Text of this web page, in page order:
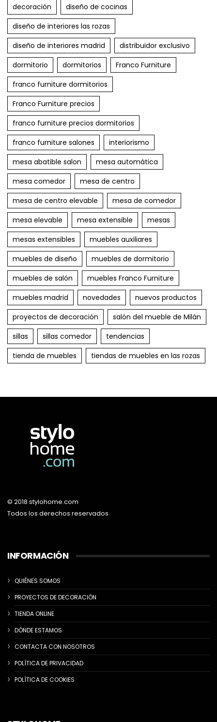
decoración
diseño de cocinas
diseño de interiores las rozas
diseño de interiores madrid
distribuidor exclusivo
dormitorio
dormitorios
Franco Furniture
franco furniture dormitorios
Franco Furniture precios
franco furniture precios dormitorios
franco furniture salones
interiorismo
mesa abatible salon
mesa automática
mesa comedor
mesa de centro
mesa de centro elevable
mesa de comedor
mesa elevable
mesa extensible
mesas
mesas extensibles
muebles auxiliares
muebles de diseño
muebles de dormitorio
muebles de salón
muebles Franco Furniture
muebles madrid
novedades
nuevos productos
proyectos de decoración
salón del mueble de Milán
sillas
sillas comedor
tendencias
tienda de muebles
tiendas de muebles en las rozas
© 2018 stylohome.com
Todos los derechos reservados
INFORMACIÓN
QUIÉNES SOMOS
PROYECTOS DE DECORACIÓN
TIENDA ONLINE
DÓNDE ESTAMOS
CONTACTA CON NOSOTROS
POLÍTICA DE PRIVACIDAD
POLÍTICA DE COOKIES